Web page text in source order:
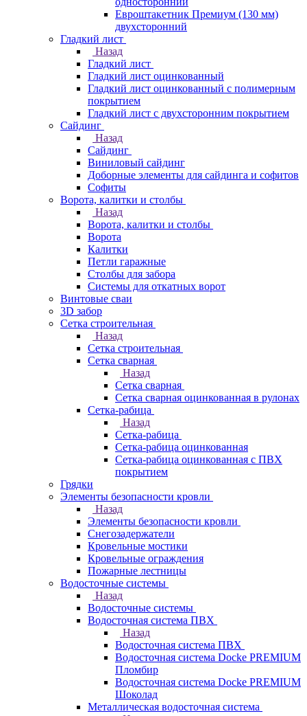
Евроштакетник Премиум (130 мм)
двухсторонний
Гладкий лист
Назад
Гладкий лист
Гладкий лист оцинкованный
Гладкий лист оцинкованный с полимерным
покрытием
Гладкий лист с двухсторонним покрытием
Сайдинг
Назад
Сайдинг
Виниловый сайдинг
Доборные элементы для сайдинга и софитов
Софиты
Ворота, калитки и столбы
Назад
Ворота, калитки и столбы
Ворота
Калитки
Петли гаражные
Столбы для забора
Системы для откатных ворот
Винтовые сваи
3D забор
Сетка строительная
Назад
Сетка строительная
Сетка сварная
Назад
Сетка сварная
Сетка сварная оцинкованная в рулонах
Сетка-рабица
Назад
Сетка-рабица
Сетка-рабица оцинкованная
Сетка-рабица оцинкованная с ПВХ
покрытием
Грядки
Элементы безопасности кровли
Назад
Элементы безопасности кровли
Снегозадержатели
Кровельные мостики
Кровельные ограждения
Пожарные лестницы
Водосточные системы
Назад
Водосточные системы
Водосточная система ПВХ
Назад
Водосточная система ПВХ
Водосточная система Docke PREMIUM
Пломбир
Водосточная система Docke PREMIUM
Шоколад
Металлическая водосточная система